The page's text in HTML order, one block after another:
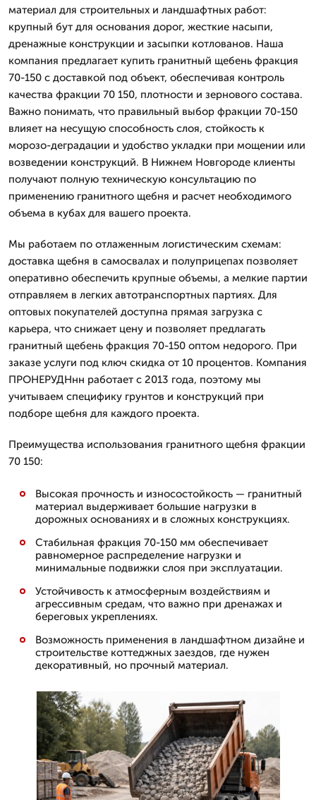
материал для строительных и ландшафтных работ:
крупный бут для основания дорог, жесткие насыпи,
дренажные конструкции и засыпки котлованов. Наша
компания предлагает купить гранитный щебень фракция
70-150 с доставкой под объект, обеспечивая контроль
качества фракции 70 150, плотности и зернового состава.
Важно понимать, что правильный выбор фракции 70-150
влияет на несущую способность слоя, стойкость к
морозо-деградации и удобство укладки при мощении или
возведении конструкций. В Нижнем Новгороде клиенты
получают полную техническую консультацию по
применению гранитного щебня и расчет необходимого
объема в кубах для вашего проекта.
Мы работаем по отлаженным логистическим схемам:
доставка щебня в самосвалах и полуприцепах позволяет
оперативно обеспечить крупные объемы, а мелкие партии
отправляем в легких автотранспортных партиях. Для
оптовых покупателей доступна прямая загрузка с
карьера, что снижает цену и позволяет предлагать
гранитный щебень фракция 70-150 оптом недорого. При
заказе услуги под ключ скидка от 10 процентов. Компания
ПРОНЕРУДНнн работает с 2013 года, поэтому мы
учитываем специфику грунтов и конструкций при
подборе щебня для каждого проекта.
Преимущества использования гранитного щебня фракции
70 150:
Высокая прочность и износостойкость — гранитный
материал выдерживает большие нагрузки в
дорожных основаниях и в сложных конструкциях.
Стабильная фракция 70-150 мм обеспечивает
равномерное распределение нагрузки и
минимальные подвижки слоя при эксплуатации.
Устойчивость к атмосферным воздействиям и
агрессивным средам, что важно при дренажах и
береговых укреплениях.
Возможность применения в ландшафтном дизайне и
строительстве коттеджных заездов, где нужен
декоративный, но прочный материал.